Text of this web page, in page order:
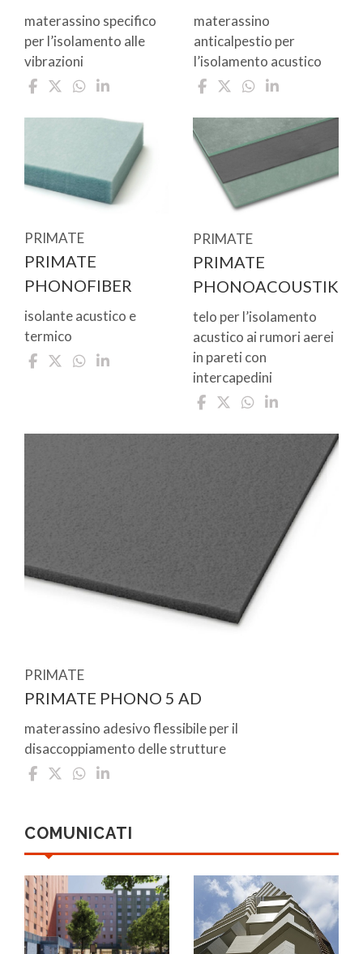
materassino specifico
per l’isolamento alle
vibrazioni
materassino
anticalpestio per
l’isolamento acustico
PRIMATE
PRIMATE
PHONOFIBER
isolante acustico e
termico
PRIMATE
PRIMATE
PHONOACOUSTIK
telo per l’isolamento
acustico ai rumori aerei
in pareti con
intercapedini
PRIMATE
PRIMATE PHONO 5 AD
materassino adesivo flessibile per il
disaccoppiamento delle strutture
COMUNICATI